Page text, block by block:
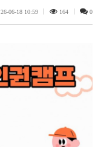
26-06-18 10:59 164 0